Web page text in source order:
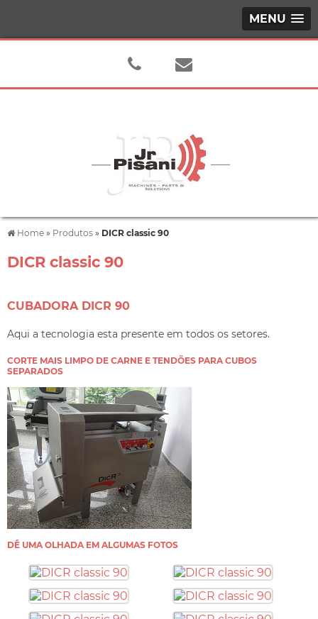
MENU
Home » Produtos » DICR classic 90
DICR classic 90
CUBADORA DICR 90
Aqui a tecnologia esta presente em todos os setores.
CORTE MAIS LIMPO DE CARNE E TENDÕES PARA CUBOS
SEPARADOS
DÊ UMA OLHADA EM ALGUMAS FOTOS